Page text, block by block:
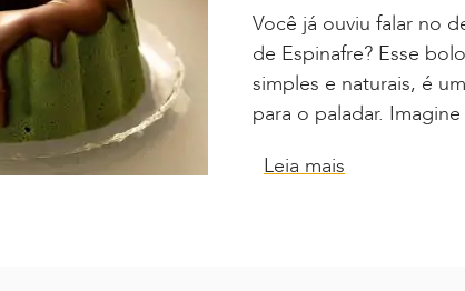
Você já ouviu falar no
de Espinafre? Esse
simples e naturais, é
para o paladar.
Leia mais